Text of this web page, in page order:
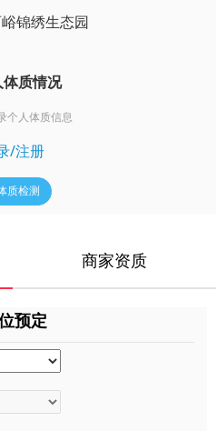
锦绣生态园
质情况
个人体质信息
/注册
质检测
商家资质
预定